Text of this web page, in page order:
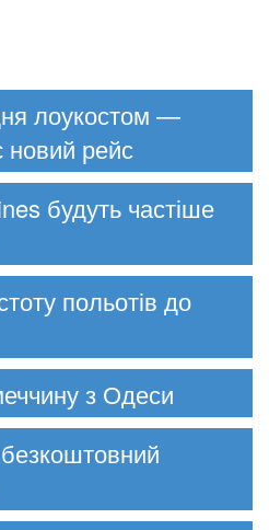
лоукостом —
новий рейс
будуть частіше
польотів до
з Одеси